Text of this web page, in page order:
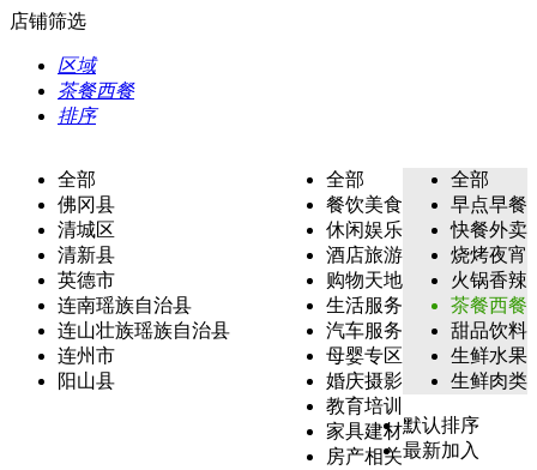
店铺筛选
区域
茶餐西餐
排序
全部
佛冈县
清城区
清新县
英德市
连南瑶族自治县
连山壮族瑶族自治县
连州市
阳山县
全部
餐饮美食
休闲娱乐
酒店旅游
购物天地
生活服务
汽车服务
母婴专区
婚庆摄影
教育培训
家具建材
房产相关
全部
早点早餐
快餐外卖
烧烤夜宵
火锅香辣
茶餐西餐
甜品饮料
生鲜水果
生鲜肉类
默认排序
最新加入